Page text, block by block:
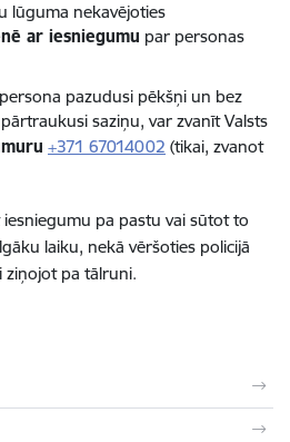
lūguma nekavējoties
ar iesniegumu par personas
pazudusi pēkšņi un bez
saziņu, var zvanīt Valsts
+371 67014002 (tikai, zvanot
pa pastu vai sūtot to
laiku, nekā vēršoties policijā
ziņojot pa tālruni.